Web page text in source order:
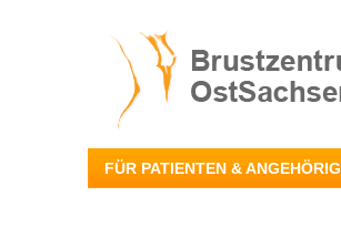
FÜR PATIENTEN &